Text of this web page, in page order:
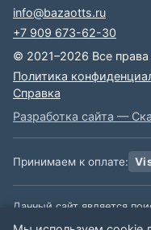
info@bazaotts.ru
+7 909 673-62-30
© 2021–2026 Все
Политика
Справка
Разработка сайта —
Принимаем к оплате:
Данный сайт является
размещенные на сайте,